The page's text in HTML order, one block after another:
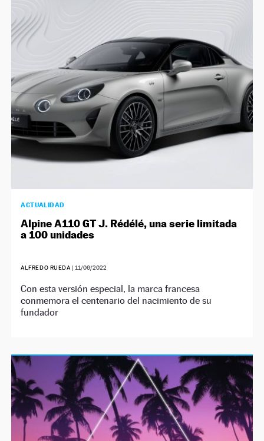
ACTUALIDAD
Alpine A110 GT J. Rédélé, una serie limitada
a 100 unidades
ALFREDO RUEDA | 11/06/2022
Con esta versión especial, la marca francesa
conmemora el centenario del nacimiento de su
fundador